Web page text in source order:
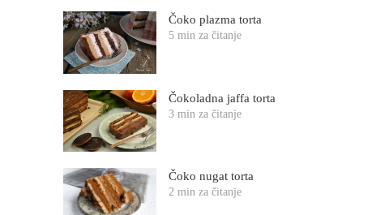
Čoko plazma torta
5 min za čitanje
Čokoladna jaffa torta
3 min za čitanje
Čoko nugat torta
2 min za čitanje